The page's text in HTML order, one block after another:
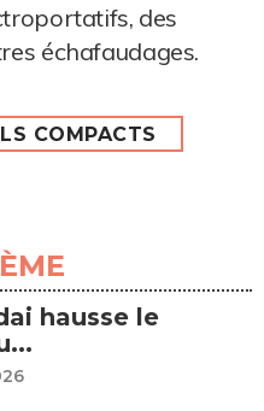
des
échafaudages.
COMPACTS
hausse le